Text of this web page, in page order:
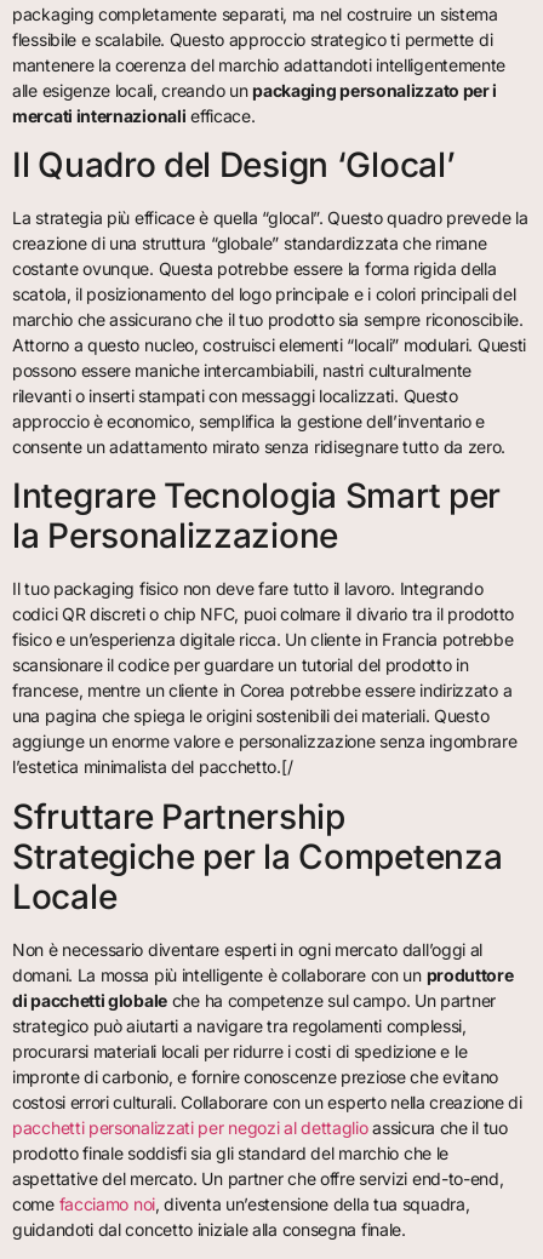
packaging completamente separati, ma nel costruire un sistema
flessibile e scalabile. Questo approccio strategico ti permette di
mantenere la coerenza del marchio adattandoti intelligentemente
alle esigenze locali, creando unpackaging personalizzato per i
mercati internazionali efficace.
Il Quadro del Design ‘Glocal’
La strategia più efficace è quella “glocal”. Questo quadro prevede la
creazione di una struttura “globale” standardizzata che rimane
costante ovunque. Questa potrebbe essere la forma rigida della
scatola, il posizionamento del logo principale e i colori principali del
marchio che assicurano che il tuo prodotto sia sempre riconoscibile.
Attorno a questo nucleo, costruisci elementi “locali” modulari. Questi
possono essere maniche intercambiabili, nastri culturalmente
rilevanti o inserti stampati con messaggi localizzati. Questo
approccio è economico, semplifica la gestione dell’inventario e
consente un adattamento mirato senza ridisegnare tutto da zero.
Integrare Tecnologia Smart per
la Personalizzazione
Il tuo packaging fisico non deve fare tutto il lavoro. Integrando
codici QR discreti o chip NFC, puoi colmare il divario tra il prodotto
fisico e un’esperienza digitale ricca. Un cliente in Francia potrebbe
scansionare il codice per guardare un tutorial del prodotto in
francese, mentre un cliente in Corea potrebbe essere indirizzato a
una pagina che spiega le origini sostenibili dei materiali. Questo
aggiunge un enorme valore e personalizzazione senza ingombrare
l’estetica minimalista del pacchetto.[/
Sfruttare Partnership
Strategiche per la Competenza
Locale
Non è necessario diventare esperti in ogni mercato dall’oggi al
domani. La mossa più intelligente è collaborare con un produttore
di pacchetti globale che ha competenze sul campo. Un partner
strategico può aiutarti a navigare tra regolamenti complessi,
procurarsi materiali locali per ridurre i costi di spedizione e le
impronte di carbonio, e fornire conoscenze preziose che evitano
costosi errori culturali. Collaborare con un esperto nella creazione di
pacchetti personalizzati per negozi al dettaglioassicura che il tuo
prodotto finale soddisfi sia gli standard del marchio che le
aspettative del mercato. Un partner che offre servizi end-to-end,
come facciamo noi, diventa un’estensione della tua squadra,
guidandoti dal concetto iniziale alla consegna finale.